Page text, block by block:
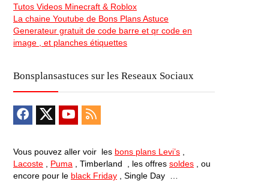
Tutos Videos Minecraft & Roblox
La chaine Youtube de Bons Plans Astuce
Generateur gratuit de code barre et qr code en
image , et planches étiquettes
Bonsplansastuces sur les Reseaux Sociaux
Vous pouvez aller voir les bons plans Levi’s
Lacoste
Puma , Timberland , les offres soldes , ou
encore pour le black Friday , Single Day …